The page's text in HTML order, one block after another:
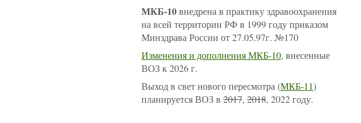
МКБ-10внедрена в практику здравоохранения
на всей территории РФ в 1999 году приказом
Минздрава России от 27.05.97г. №170
Изменения и дополнения МКБ-10, внесенные
ВОЗ к 2026 г.
Выход в свет нового пересмотра (МКБ-11)
планируется ВОЗ в 2017, 2018, 2022 году.